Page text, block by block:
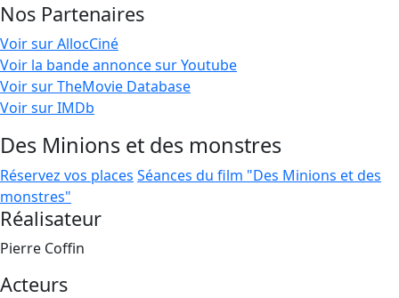
Nos Partenaires
Voir sur AllocCiné
Voir la bande annonce sur Youtube
Voir sur TheMovie Database
Voir sur IMDb
Des Minions et des monstres
Réservez vos places Séances du film "Des Minions et des
monstres"
Réalisateur
Pierre Coffin
Acteurs